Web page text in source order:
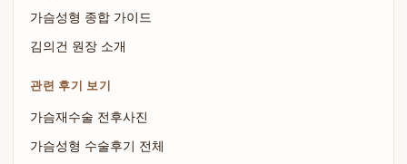
가슴성형 종합 가이드
김의건 원장 소개
관련 후기 보기
가슴재수술 전후사진
가슴성형 수술후기 전체